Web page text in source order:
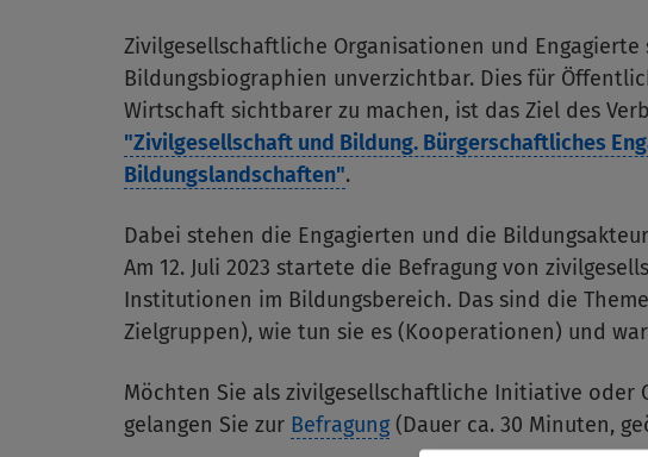
Zivilgesellschaftliche Organisationen und
Bildungsbiographien unverzichtbar. Dies für
Wirtschaft sichtbarer zu machen, ist das Ziel des
"Zivilgesellschaft und Bildung. Bürgerschaftliches
Bildungslandschaften".
Dabei stehen die Engagierten und die
Am 12. Juli 2023 startete die Befragung von
Institutionen im Bildungsbereich. Das sind die
Zielgruppen), wie tun sie es (Kooperationen) und
Möchten Sie als zivilgesellschaftliche Initiative oder
gelangen Sie zur Befragung(Dauer ca. 30 Minuten,